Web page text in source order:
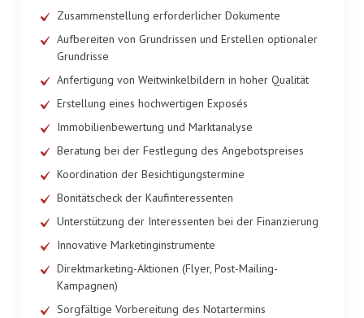
Zusammenstellung erforderlicher Dokumente
Aufbereiten von Grundrissen und Erstellen optionaler
Grundrisse
Anfertigung von Weitwinkelbildern in hoher Qualität
Erstellung eines hochwertigen Exposés
Immobilienbewertung und Marktanalyse
Beratung bei der Festlegung des Angebotspreises
Koordination der Besichtigungstermine
Bonitätscheck der Kaufinteressenten
Unterstützung der Interessenten bei der Finanzierung
Innovative Marketinginstrumente
Direktmarketing-Aktionen (Flyer, Post-Mailing-
Kampagnen)
Sorgfältige Vorbereitung des Notartermins